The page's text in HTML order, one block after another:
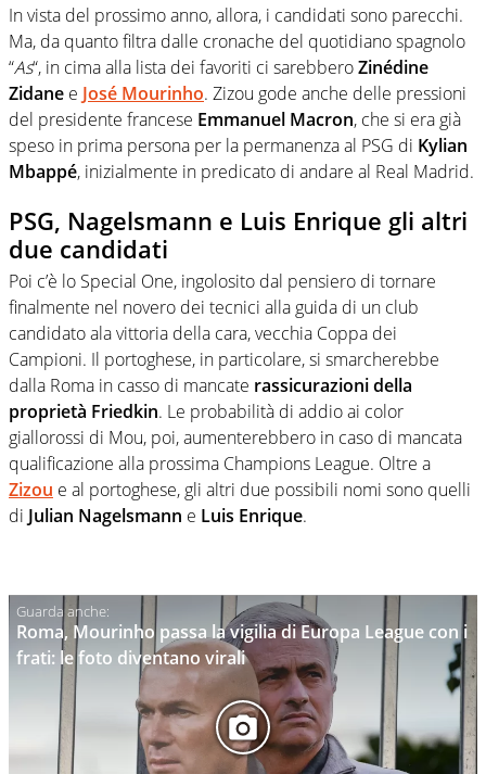
In vista del prossimo anno, allora, i candidati sono parecchi.
Ma, da quanto filtra dalle cronache del quotidiano spagnolo
“As“, in cima alla lista dei favoriti ci sarebberoZinédine
Zidane e José Mourinho. Zizou gode anche delle pressioni
del presidente francese Emmanuel Macron, che si era già
speso in prima persona per la permanenza al PSG di Kylian
Mbappé, inizialmente in predicato di andare al Real Madrid.
PSG, Nagelsmann e Luis Enrique gli altri
due candidati
Poi c’è lo Special One, ingolosito dal pensiero di tornare
finalmente nel novero dei tecnici alla guida di un club
candidato ala vittoria della cara, vecchia Coppa dei
Campioni. Il portoghese, in particolare, si smarcherebbe
dalla Roma in casso di mancate rassicurazioni della
proprietà Friedkin. Le probabilità di addio ai color
giallorossi di Mou, poi, aumenterebbero in caso di mancata
qualificazione alla prossima Champions League. Oltre a
Zizou e al portoghese, gli altri due possibili nomi sono quelli
di Julian Nagelsmann e Luis Enrique.
Roma, Mourinho passa la vigilia di Europa League con i
frati: le foto diventano virali